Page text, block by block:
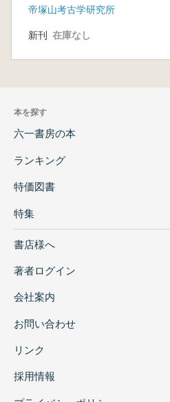
帝塚山考古学研究所
新刊 在庫なし
本を探す
六一書房の本
ランキング
特価図書
特集
書店様へ
著者ログイン
会社案内
お問い合わせ
リンク
採用情報